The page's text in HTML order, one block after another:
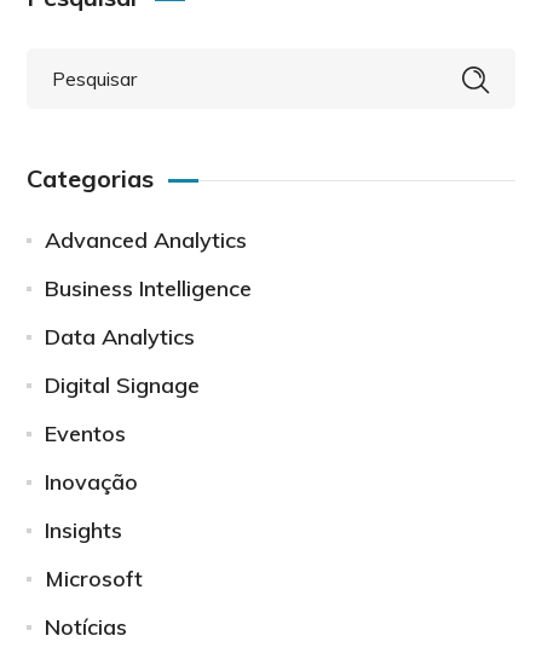
Categorias
Advanced Analytics
Business Intelligence
Data Analytics
Digital Signage
Eventos
Inovação
Insights
Microsoft
Notícias